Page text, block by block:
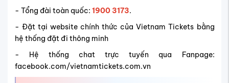
- Tổng đài toàn quốc: 1900 3173.
- Đặt tại website chính thức của Vietnam Tickets bằng
hệ thống đặt đi thông minh
- Hệ thống chat trực tuyến qua Fanpage:
facebook.com/vietnamtickets.com.vn